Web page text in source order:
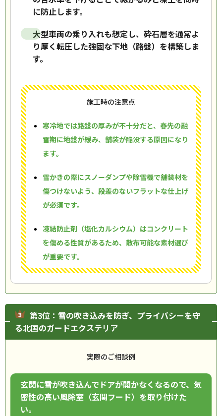
に防止します。
大型車両の乗り入れも想定し、砕石層を通常よ
り厚く転圧した強固な下地（路盤）を構築しま
す。
施工時の注意点
寒冷地では路盤の厚みが不十分だと、春先の融
雪期に地盤が緩み、舗装が陥没する原因になり
ます。
雪かきの際にスノーダンプや除雪機で舗装材を
傷つけないよう、段差のないフラットな仕上げ
が必須です。
凍結防止剤（塩化カルシウム）はコンクリート
を傷める性質があるため、散布可能な素材選び
が重要です。
第3位：雪の吹き込みを防ぎ、プライバシーを守
る北国のガードエクステリア
実際のご相談例
玄関に雪が吹き込んでドアが開かなくなるので、気
密性の高い風除室（玄関フード）を取り付けた
い。